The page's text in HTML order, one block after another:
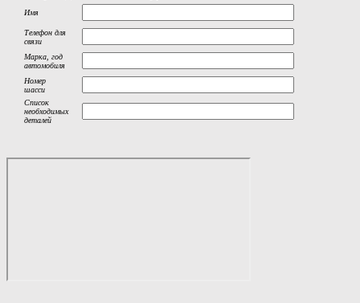
Имя
Телефон для
связи
Марка, год
автомобиля
Номер
шасси
Список
необходимых
деталей